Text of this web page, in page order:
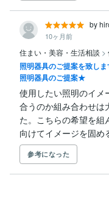
by
10ヶ月前
住まい・美容・生活相談 >
照明器具のご提案を致し
照明器具のご提案★
使用したい照明のイメ
合うのか組み合わせは
た。こちらの希望を組
向けてイメージを固め
参考になった